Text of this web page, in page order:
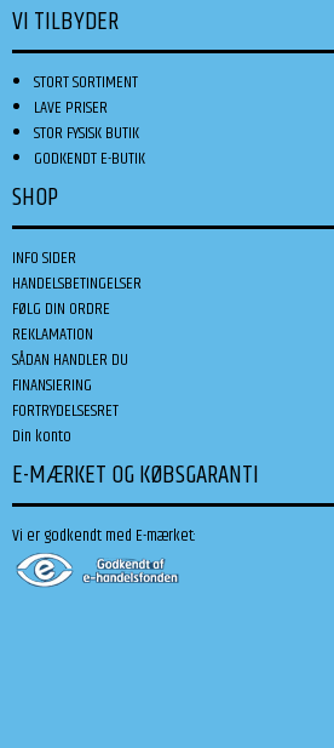
VI TILBYDER
STORT SORTIMENT
LAVE PRISER
STOR FYSISK BUTIK
GODKENDT E-BUTIK
SHOP
INFO SIDER
HANDELSBETINGELSER
FØLG DIN ORDRE
REKLAMATION
SÅDAN HANDLER DU
FINANSIERING
FORTRYDELSESRET
Din konto
E-MÆRKET OG KØBSGARANTI
Vi er godkendt med E-mærket: